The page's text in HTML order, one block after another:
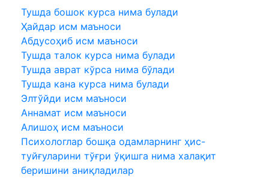
Тушда бошок курса нима булади
Ҳайдар исм маъноси
Абдусоҳиб исм маъноси
Тушда талок курса нима булади
Тушда аврат кўрса нима бўлади
Тушда кана курса нима булади
Элтўйди исм маъноси
Аннамат исм маъноси
Алишоҳ исм маъноси
Психологлар бошқа одамларнинг ҳис-
туйғуларини тўғри ўқишга нима халақит
беришини аниқладилар